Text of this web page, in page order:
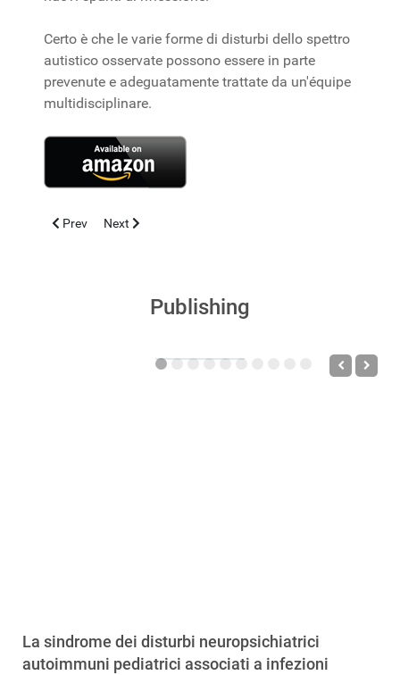
Certo è che le varie forme di disturbi dello spettro
autistico osservate possono essere in parte
prevenute e adeguatamente trattate da un'équipe
multidisciplinare.
Previous article: Medicina di Precisione
Prev Next article: All’origine della salute: le interazioni tra
Next
Publishing
La sindrome dei disturbi neuropsichiatrici
autoimmuni pediatrici associati a infezioni